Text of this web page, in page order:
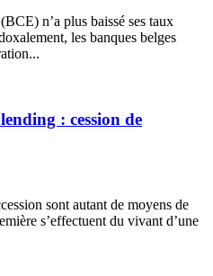
n’a plus baissé ses taux
les banques belges
: cession de
sont autant de moyens de
s’effectuent du vivant d’une